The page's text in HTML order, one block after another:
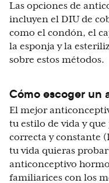
Las opciones de
incluyen el DIU de
como el condón, el
la esponja y la
sobre estos métodos.
Cómo escoger un
El mejor
tu estilo de vida y
correcta y constante
tu vida quieras
anticonceptivo
familiarices con los